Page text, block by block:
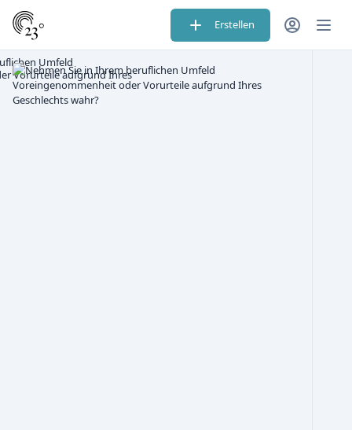
Erstellen
Umfeld
Vorurteile aufgrund Ihres